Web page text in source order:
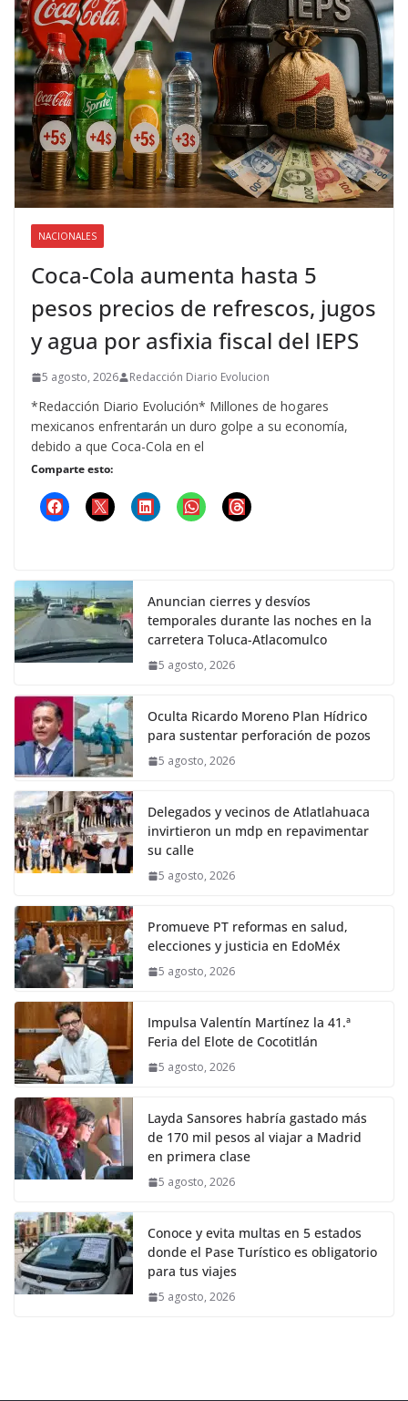
NACIONALES
Coca-Cola aumenta hasta 5
pesos precios de refrescos, jugos
y agua por asfixia fiscal del IEPS
5 agosto, 2026 Redacción Diario Evolucion
*Redacción Diario Evolución* Millones de hogares
mexicanos enfrentarán un duro golpe a su economía,
debido a que Coca-Cola en el
Comparte esto:
Anuncian cierres y desvíos
temporales durante las noches en la
carretera Toluca-Atlacomulco
5 agosto, 2026
Oculta Ricardo Moreno Plan Hídrico
para sustentar perforación de pozos
5 agosto, 2026
Delegados y vecinos de Atlatlahuaca
invirtieron un mdp en repavimentar
su calle
5 agosto, 2026
Promueve PT reformas en salud,
elecciones y justicia en EdoMéx
5 agosto, 2026
Impulsa Valentín Martínez la 41.ª
Feria del Elote de Cocotitlán
5 agosto, 2026
Layda Sansores habría gastado más
de 170 mil pesos al viajar a Madrid
en primera clase
5 agosto, 2026
Conoce y evita multas en 5 estados
donde el Pase Turístico es obligatorio
para tus viajes
5 agosto, 2026